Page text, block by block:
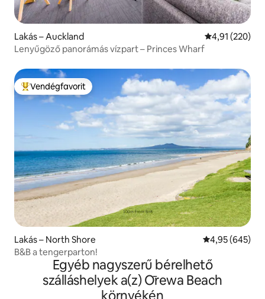
Lakás – Auckland Átlagos
4,91 (220)
Lenyűgöző panorámás vízpart – Princes Wharf
Kiemelt vendégfavorit
Vendégfavorit
Lakás – North Shore Átlagos
4,95 (645)
B&B a tengerparton!
Egyéb nagyszerű bérelhető
szálláshelyek a(z) Ōrewa Beach